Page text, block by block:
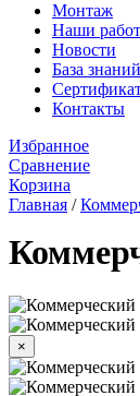
Монтаж
Наши
Новости
База знаний
Контакты
Избранное
Сравнение
Корзина
Главная /
×